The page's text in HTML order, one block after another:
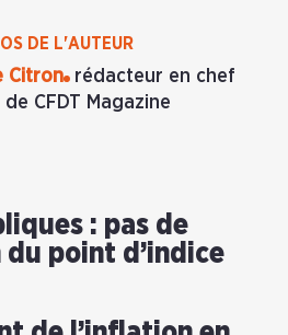
DE L'AUTEUR
Citron
rédacteur en chef
CFDT Magazine
: pas de
point d’indice